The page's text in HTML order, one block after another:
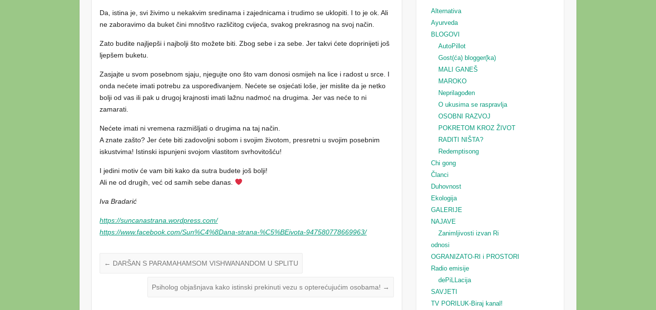
Da, istina je, svi živimo u nekakvim sredinama i zajednicama i trudimo se uklopiti. I to je ok. Ali
ne zaboravimo da buket čini mnoštvo različitog cvijeća, svakog prekrasnog na svoj način.
Zato budite najljepši i najbolji što možete biti. Zbog sebe i za sebe. Jer takvi ćete doprinijeti još
ljepšem buketu.
Zasjajte u svom posebnom sjaju, njegujte ono što vam donosi osmijeh na lice i radost u srce. I
onda nećete imati potrebu za uspoređivanjem. Nećete se osjećati loše, jer mislite da je netko
bolji od vas ili pak u drugoj krajnosti imati lažnu nadmoć na drugima. Jer vas neće to ni
zamarati.
Nećete imati ni vremena razmišljati o drugima na taj način.
A znate zašto? Jer ćete biti zadovoljni sobom i svojim životom, presretni u svojim posebnim
iskustvima! Istinski ispunjeni svojom vlastitom svrhovitošću!
I jedini motiv će vam biti kako da sutra budete još bolji!
Ali ne od drugih, već od samih sebe danas.
Iva Bradarić
https://suncanastrana.wordpress.com/
https://www.facebook.com/Sun%C4%8Dana-strana-%C5%BEivota-947580778669963/
← DARŠAN S PARAMAHAMSOM VISHWANANDOM U SPLITU
Psiholog objašnjava kako istinski prekinuti vezu s opterećujućim osobama! →
Alternativa
Ayurveda
BLOGOVI
AutoPillot
Gost(ća) blogger(ka)
MALI GANEŠ
MAROKO
Neprilagođen
O ukusima se raspravlja
OSOBNI RAZVOJ
POKRETOM KROZ ŽIVOT
RADITI NIŠTA?
Redemptisong
Chi gong
Članci
Duhovnost
Ekologija
GALERIJE
NAJAVE
Zanimljivosti izvan Ri
odnosi
OGRANIZATO-RI i PROSTORI
Radio emisije
dePiLLacija
SAVJETI
TV PORILUK-Biraj kanal!